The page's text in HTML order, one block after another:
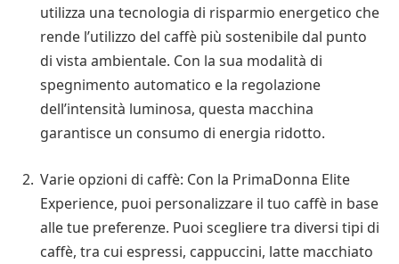
utilizza una tecnologia di risparmio energetico che
rende l’utilizzo del caffè più sostenibile dal punto
di vista ambientale. Con la sua modalità di
spegnimento automatico e la regolazione
dell’intensità luminosa, questa macchina
garantisce un consumo di energia ridotto.
Varie opzioni di caffè: Con la PrimaDonna Elite
Experience, puoi personalizzare il tuo caffè in base
alle tue preferenze. Puoi scegliere tra diversi tipi di
caffè, tra cui espressi, cappuccini, latte macchiato